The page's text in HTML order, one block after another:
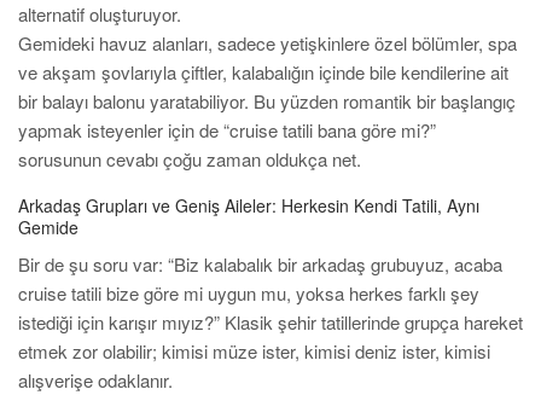
alternatif oluşturuyor.
Gemideki havuz alanları, sadece yetişkinlere özel bölümler, spa
ve akşam şovlarıyla çiftler, kalabalığın içinde bile kendilerine ait
bir balayı balonu yaratabiliyor. Bu yüzden romantik bir başlangıç
yapmak isteyenler için de “cruise tatili bana göre mi?”
sorusunun cevabı çoğu zaman oldukça net.
Arkadaş Grupları ve Geniş Aileler: Herkesin Kendi Tatili, Aynı
Gemide
Bir de şu soru var: “Biz kalabalık bir arkadaş grubuyuz, acaba
cruise tatili bize göre mi uygun mu, yoksa herkes farklı şey
istediği için karışır mıyız?” Klasik şehir tatillerinde grupça hareket
etmek zor olabilir; kimisi müze ister, kimisi deniz ister, kimisi
alışverişe odaklanır.